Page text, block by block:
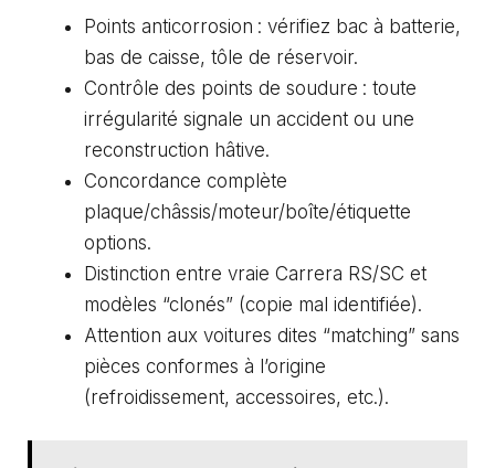
Points anticorrosion : vérifiez bac à batterie,
bas de caisse, tôle de réservoir.
Contrôle des points de soudure : toute
irrégularité signale un accident ou une
reconstruction hâtive.
Concordance complète
plaque/châssis/moteur/boîte/étiquette
options.
Distinction entre vraie Carrera RS/SC et
modèles “clonés” (copie mal identifiée).
Attention aux voitures dites “matching” sans
pièces conformes à l’origine
(refroidissement, accessoires, etc.).